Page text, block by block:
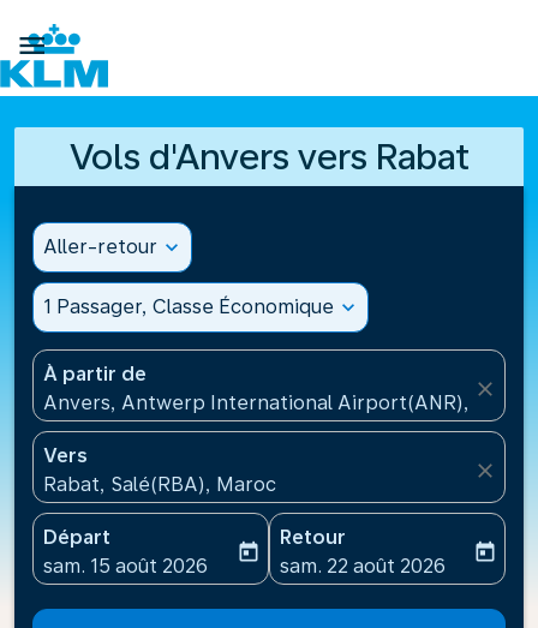

Vols d'Anvers vers Rabat
Aller-retour expand_more
1 Passager, Classe Économique expand_more
À partir de
Anvers, Antwerp International Airport(ANR),
close
Vers
Rabat, Salé(RBA), Maroc
close
Départ
fc-booking-departure-date-aria-label
sam. 15 août 2026
today
Retour
fc-booking-return-date-
sam. 22 août 2026
today